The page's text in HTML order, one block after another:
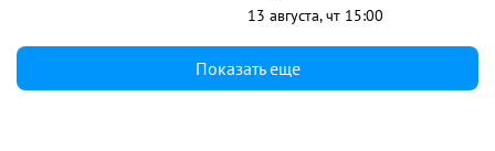
13 августа, чт 15:00
Показать еще